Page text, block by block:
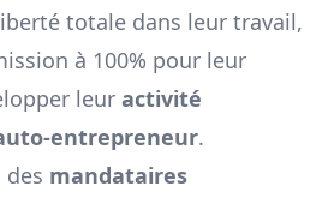
totale dans leur travail,
à 100% pour leur
leur activité
entrepreneur.
des mandataires